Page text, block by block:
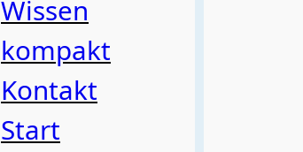
Wissen
kompakt
Kontakt
Start